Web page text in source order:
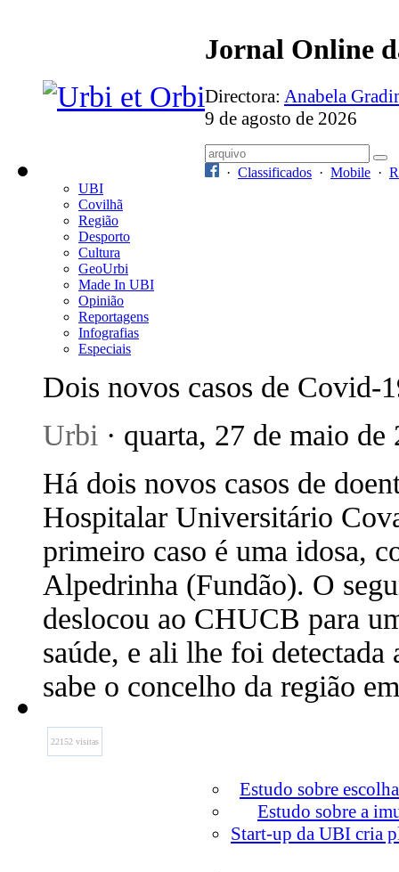
Jornal Online
Directora: Anabela
9 de agosto de 2026
· Classificados · Mobile ·
UBI
Covilhã
Região
Desporto
Cultura
GeoUrbi
Made In UBI
Opinião
Reportagens
Infografias
Especiais
Dois novos casos de Covid-
Urbi · quarta, 27 de maio de
Há dois novos casos de
Hospitalar Universitário
primeiro caso é uma idosa,
Alpedrinha (Fundão). O
deslocou ao CHUCB para
saúde, e ali lhe foi
sabe o concelho da região
22152 visitas
Estudo sobre
Estudo sobre a
Start-up da UBI cria